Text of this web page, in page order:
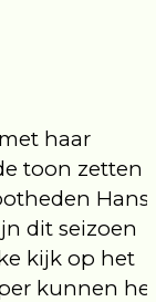
haar
toon zetten
Hans
dit seizoen
kijk op het
kunnen